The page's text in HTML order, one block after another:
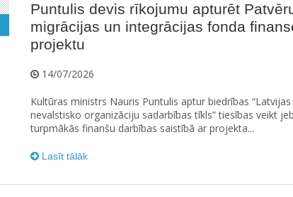
Puntulis devis rīkojumu apturēt
migrācijas un integrācijas fonda
projektu
14/07/2026
Kultūras ministrs Nauris Puntulis aptur biedrības “Latvijas
nevalstisko organizāciju sadarbības tīkls” tiesības veikt
turpmākās finanšu darbības saistībā ar projekta...
Lasīt tālāk